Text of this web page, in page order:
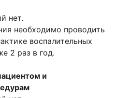
нет.
необходимо проводить
воспалительных
2 раз в год.
и